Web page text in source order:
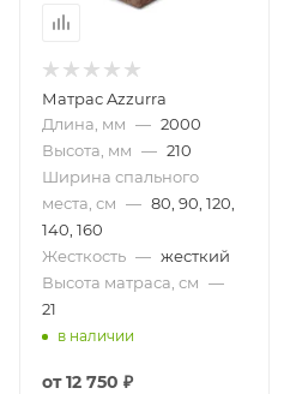
Матрас Azzurra
Длина, мм — 2000
Высота, мм — 210
Ширина спального
места, см — 80, 90, 120,
140, 160
Жесткость — жесткий
Высота матраса, см —
21
в наличии
от12 750 ₽